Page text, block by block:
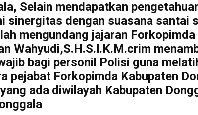
Selain mendapatkan
sinergitas dengan suasana santai
mengundang jajaran
Wahyudi,S.H.S.I.K.M.crim
bagi personil Polisi guna
Forkopimda Kabupaten
ada diwilayah Kabupaten